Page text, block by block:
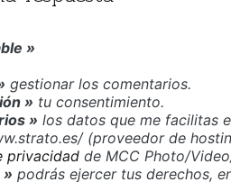
»
gestionar los comentarios.
» tu consentimiento.
» los datos que me facilitas
(proveedor de
privacidad de MCC Photo/
podrás ejercer tus derechos,